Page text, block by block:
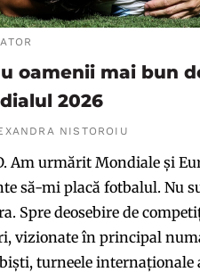
oamenii mai bun
2026
NISTOROIU
Am urmărit Mondiale și
să-mi placă fotbalul. Nu
Spre deosebire de
vizionate în principal
turneele internaționale